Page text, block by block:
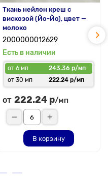
Ткань нейлон креш с
вискозой (Йо-Йо), цвет —
молоко
2000000012629
Есть в наличии
от 6 мп
243.36 р/мп
от 30 мп
222.24 р/мп
от 222.24 р/мп
В корзину